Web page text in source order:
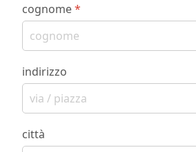
cognome*
indirizzo
città